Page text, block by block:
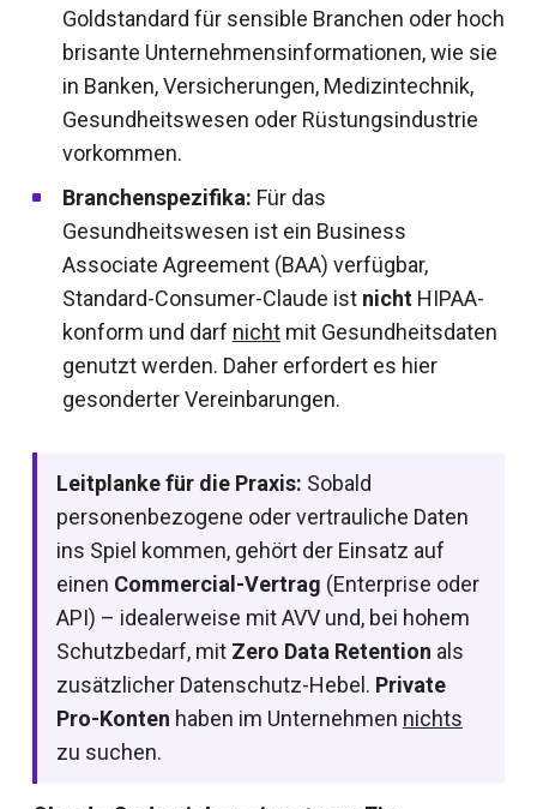
Goldstandard für sensible Branchen oder hoch
brisante Unternehmensinformationen, wie sie
in Banken, Versicherungen, Medizintechnik,
Gesundheitswesen oder Rüstungsindustrie
vorkommen.
Branchenspezifika: Für das
Gesundheitswesen ist ein Business
Associate Agreement (BAA) verfügbar,
Standard-Consumer-Claude ist nicht HIPAA-
konform und darf nicht mit Gesundheitsdaten
genutzt werden. Daher erfordert es hier
gesonderter Vereinbarungen.
Leitplanke für die Praxis: Sobald
personenbezogene oder vertrauliche Daten
ins Spiel kommen, gehört der Einsatz auf
einen Commercial-Vertrag (Enterprise oder
API) – idealerweise mit AVV und, bei hohem
Schutzbedarf, mit Zero Data Retention als
zusätzlicher Datenschutz-Hebel. Private
Pro-Konten haben im Unternehmen nichts
zu suchen.